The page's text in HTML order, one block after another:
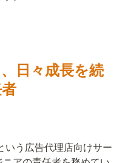
日々成長を続
いう広告代理店向けサー